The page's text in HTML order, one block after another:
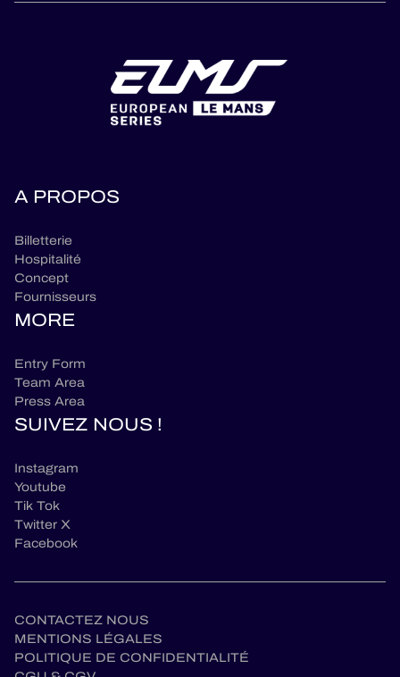
A PROPOS
Billetterie
Hospitalité
Concept
Fournisseurs
MORE
Entry Form
Team Area
Press Area
SUIVEZ NOUS !
Instagram
Youtube
Tik Tok
Twitter X
Facebook
CONTACTEZ NOUS
MENTIONS LÉGALES
POLITIQUE DE CONFIDENTIALITÉ